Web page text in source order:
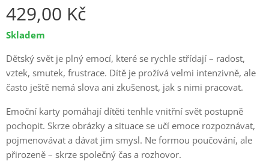
429,00 Kč
Skladem
Dětský svět je plný emocí, které se rychle střídají – radost,
vztek, smutek, frustrace. Dítě je prožívá velmi intenzivně, ale
často ještě nemá slova ani zkušenost, jak s nimi pracovat.
Emoční karty pomáhají dítěti tenhle vnitřní svět postupně
pochopit. Skrze obrázky a situace se učí emoce rozpoznávat,
pojmenovávat a dávat jim smysl. Ne formou poučování, ale
přirozeně – skrze společný čas a rozhovor.